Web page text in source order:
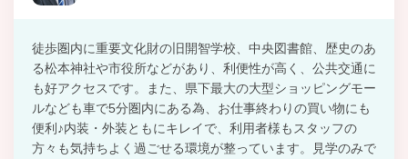
徒歩圏内に重要文化財の旧開智学校、中央図書館、歴史のあ
る松本神社や市役所などがあり、利便性が高く、公共交通に
も好アクセスです。また、県下最大の大型ショッピングモー
ルなども車で5分圏内にある為、お仕事終わりの買い物にも
便利♪内装・外装ともにキレイで、利用者様もスタッフの
方々も気持ちよく過ごせる環境が整っています。見学のみで